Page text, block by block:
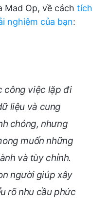
Mad Op, về cách tích
nghiệm của bạn:
công việc lặp đi
liệu và cung
chóng, nhưng
muốn những
và tùy chỉnh.
người giúp xây
rõ nhu cầu phức